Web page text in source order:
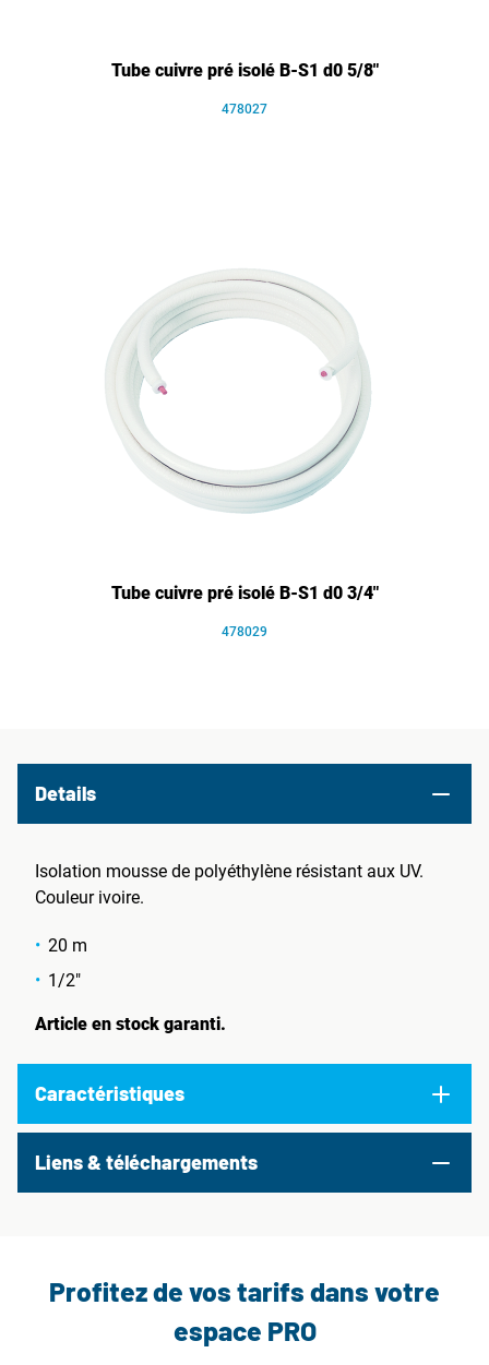
Tube cuivre pré isolé B-S1 d0 5/8"
478027
Tube cuivre pré isolé B-S1 d0 3/4"
478029
Details
Isolation mousse de polyéthylène résistant aux UV.
Couleur ivoire.
20 m
1/2"
Article en stock garanti.
Caractéristiques
Liens & téléchargements
Profitez de vos tarifs dans votre
espace PRO